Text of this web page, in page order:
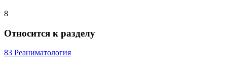
8
Относится к разделу
83 Реаниматология